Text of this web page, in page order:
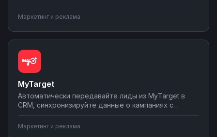
отправляйте созданные баннеры в мессенджеры
команде. Настраивайте интеграции Generatebanners
с другими сервисами без программирования — от
простых сценариев за 5 минут до сложных воронок
за час.
Маркетинг и реклама
MyTarget
Автоматически передавайте лиды из MyTarget в
CRM, синхронизируйте данные о кампаниях с
Slack или Telegram. Настраивайте интеграции без
программирования — простые сценарии за 5 минут,
Маркетинг и реклама